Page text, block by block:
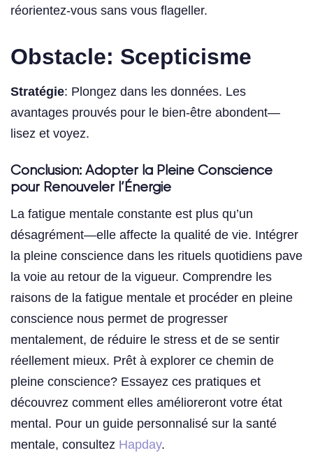
réorientez-vous sans vous flageller.
Obstacle: Scepticisme
Stratégie: Plongez dans les données. Les
avantages prouvés pour le bien-être abondent—
lisez et voyez.
Conclusion: Adopter la Pleine Conscience
pour Renouveler l’Énergie
La fatigue mentale constante est plus qu’un
désagrément—elle affecte la qualité de vie. Intégrer
la pleine conscience dans les rituels quotidiens pave
la voie au retour de la vigueur. Comprendre les
raisons de la fatigue mentale et procéder en pleine
conscience nous permet de progresser
mentalement, de réduire le stress et de se sentir
réellement mieux. Prêt à explorer ce chemin de
pleine conscience? Essayez ces pratiques et
découvrez comment elles amélioreront votre état
mental. Pour un guide personnalisé sur la santé
mentale, consultez Hapday.